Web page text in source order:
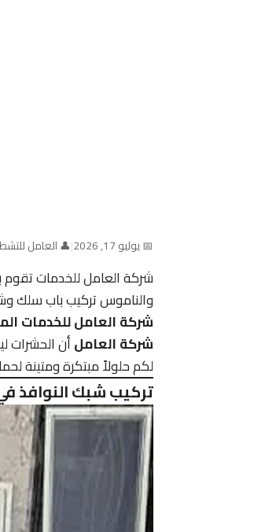
📅 يوليو 17, 2026 |👤 العامل
شركة العامل للخدمات
والناموس تركيب باب سلك
شركة العامل للخدمات
شركة العاملأن الحشرات
لكم حلولاً مبتكرة ومتينة
تركيب شبك النوافذ